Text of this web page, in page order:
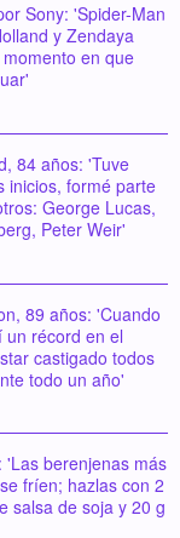
Sony: 'Spider-Man
y Zendaya
en que
84 años: 'Tuve
inicios, formé parte
George Lucas,
Peter Weir'
89 años: 'Cuando
récord en el
castigado todos
todo un año'
'Las berenjenas más
fríen; hazlas con 2
salsa de soja y 20 g